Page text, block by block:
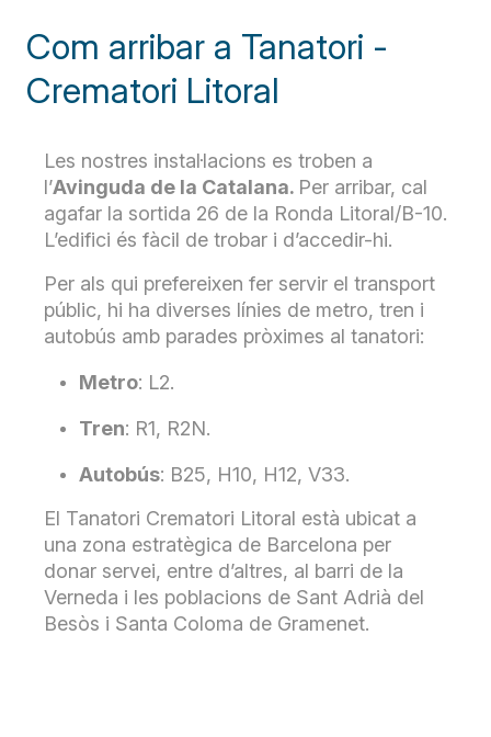
Com arribar a Tanatori -
Crematori Litoral
Les nostres instal·lacions es troben a
l’Avinguda de la Catalana. Per arribar, cal
agafar la sortida 26 de la Ronda Litoral/B-10.
L’edifici és fàcil de trobar i d’accedir-hi.
Per als qui prefereixen fer servir el transport
públic, hi ha diverses línies de metro, tren i
autobús amb parades pròximes al tanatori:
Metro: L2.
Tren: R1, R2N.
Autobús: B25, H10, H12, V33.
El Tanatori Crematori Litoral està ubicat a
una zona estratègica de Barcelona per
donar servei, entre d’altres, al barri de la
Verneda i les poblacions de Sant Adrià del
Besòs i Santa Coloma de Gramenet.